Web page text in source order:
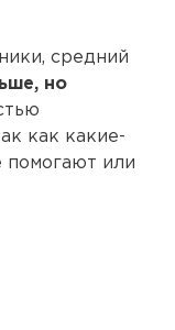
средний
но
как какие-
помогают или